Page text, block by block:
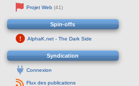
Projet Web(41)
Spin-offs
AlphaK.net - The Dark Side
Syndication
Connexion
Flux des publications